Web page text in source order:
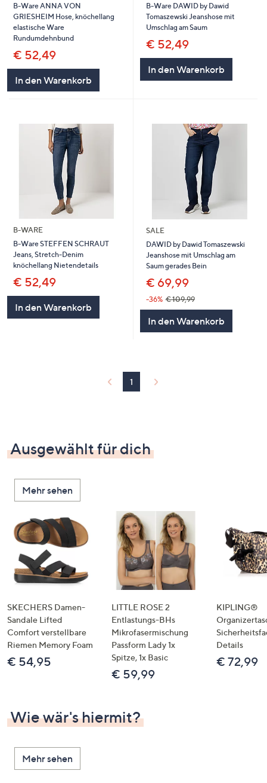
B-Ware ANNA VON
GRIESHEIM Hose, knöchellang
elastische Ware
Rundumdehnbund
€ 52,49
In den Warenkorb
B-Ware DAWID by Dawid
Tomaszewski Jeanshose mit
Umschlag am Saum
€ 52,49
In den Warenkorb
B-WARE
B-Ware STEFFEN SCHRAUT
Jeans, Stretch-Denim
knöchellang Nietendetails
€ 52,49
In den Warenkorb
SALE
DAWID by Dawid Tomaszewski
Jeanshose mit Umschlag am
Saum gerades Bein
€ 69,99
-36% € 109,99
In den Warenkorb
1
Ausgewählt für dich
Mehr sehen
SKECHERS Damen-
Sandale Lifted
Comfort verstellbare
Riemen Memory Foam
€ 54,95
LITTLE ROSE 2
Entlastungs-BHs
Mikrofasermischung
Passform Lady 1x
Spitze, 1x Basic
€ 59,99
KIPLING®
Details
€ 72,99
Wie wär's hiermit?
Mehr sehen